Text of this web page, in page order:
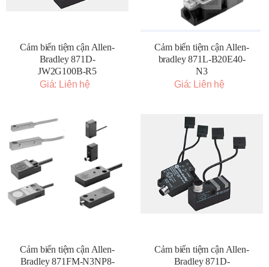
Cảm biến tiệm cận Allen-
Bradley 871D-
JW2G100B-R5
Giá: Liên hệ
Cảm biến tiệm cận Allen-
bradley 871L-B20E40-
N3
Giá: Liên hệ
Cảm biến tiệm cận Allen-
Bradley 871FM-N3NP8-
Cảm biến tiệm cận Allen-
Bradley 871D-